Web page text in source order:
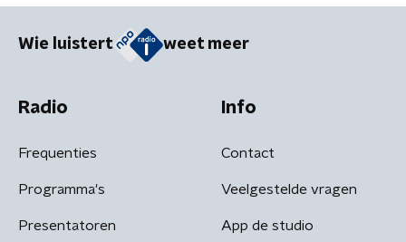
Wie luistert weet meer
Radio
Frequenties
Programma's
Presentatoren
Info
Contact
Veelgestelde vragen
App de studio